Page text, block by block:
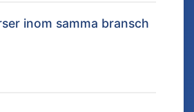
inom samma bransch